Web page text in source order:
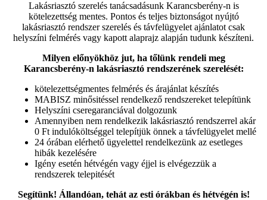
Lakásriasztó szerelés tanácsadásunk Karancsberény-n is
kötelezettség mentes. Pontos és teljes biztonságot nyújtó
lakásriasztó rendszer szerelés és távfelügyelet ajánlatot csak
helyszíni felmérés vagy kapott alaprajz alapján tudunk készíteni.
Milyen előnyökhöz jut, ha tőlünk rendeli meg
Karancsberény-n lakásriasztó rendszerének szerelését:
kötelezettségmentes felmérés és árajánlat készítés
MABISZ minősitéssel rendelkező rendszereket telepítünk
Helyszíni cseregaranciával dolgozunk
Amennyiben nem rendelkezik lakásriasztó rendszerrel akár
0 Ft indulóköltséggel telepítjük önnek a távfelügyelet mellé
24 órában elérhető ügyelettel rendelkezünk az esetleges
hibák kezelésére
Igény esetén hétvégén vagy éjjel is elvégezzük a
rendszerek telepitését
Segítünk! Állandóan, tehát az esti órákban és hétvégén is!